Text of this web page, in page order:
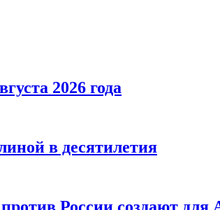
2026 года
в десятилетия
России создают для